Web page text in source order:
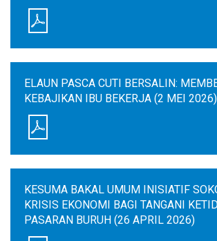
ELAUN PASCA CUTI BERSALIN:
KEBAJIKAN IBU BEKERJA (2 MEI 2026)
KESUMA BAKAL UMUM INISIATIF
KRISIS EKONOMI BAGI TANGANI
PASARAN BURUH (26 APRIL 2026)